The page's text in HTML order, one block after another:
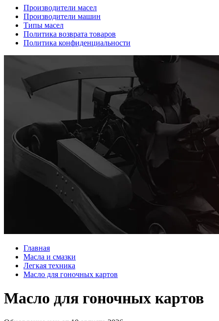
Производители масел
Производители машин
Типы масел
Политика возврата товаров
Политика конфиденциальности
Главная
Масла и смазки
Легкая техника
Масло для гоночных картов
Масло для гоночных картов